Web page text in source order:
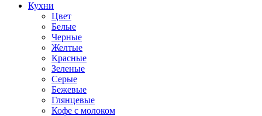
Кухни
Цвет
Белые
Черные
Желтые
Красные
Зеленые
Серые
Бежевые
Глянцевые
Кофе с молоком